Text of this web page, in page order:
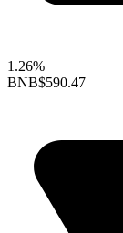
1.26%
BNB$590.47